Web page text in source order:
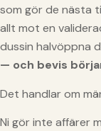
som gör de nästa
allt mot en
dussin halvöppna
— och bevis
Det handlar om
Ni gör inte affärer